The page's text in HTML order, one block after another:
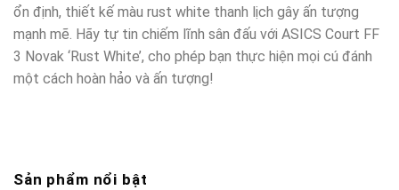
ổn định, thiết kế màu rust white thanh lịch gây ấn tượng
mạnh mẽ. Hãy tự tin chiếm lĩnh sân đấu với ASICS Court FF
3 Novak ‘Rust White’, cho phép bạn thực hiện mọi cú đánh
một cách hoàn hảo và ấn tượng!
Sản phẩm nổi bật